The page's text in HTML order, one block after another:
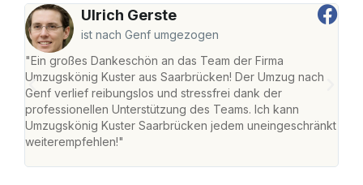
Ulrich Gerste
ist nach Genf umgezogen
"Ein großes Dankeschön an das Team der Firma
Umzugskönig Kuster aus Saarbrücken! Der Umzug nach
Genf verlief reibungslos und stressfrei dank der
professionellen Unterstützung des Teams. Ich kann
Umzugskönig Kuster Saarbrücken jedem uneingeschränkt
weiterempfehlen!"